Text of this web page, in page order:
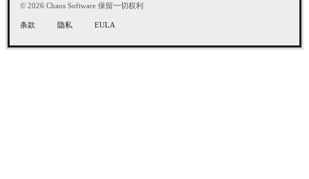
© 2026 Chaos Software 保留一切权利
条款 隐私 EULA